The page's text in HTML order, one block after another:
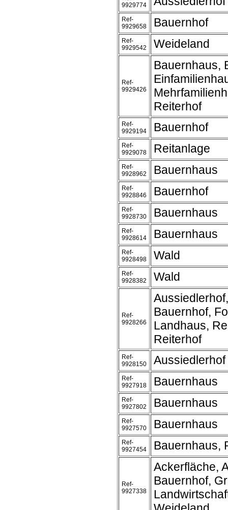
9929774
Ref-
9929658
Bauernhof
Ref-
9929542
Weideland
Ref-
9929426
Bauernhaus,
Reiterhof
Ref-
9929194
Bauernhof
Ref-
9929078
Reitanlage
Ref-
9928962
Bauernhaus
Ref-
9928846
Bauernhof
Ref-
9928730
Bauernhaus
Ref-
9928614
Bauernhaus
Ref-
9928498
Wald
Ref-
9928382
Wald
Ref-
9928266
Bauernhof,
Landhaus,
Reiterhof
Ref-
9928150
Aussiedlerhof
Ref-
9927918
Bauernhaus
Ref-
9927802
Bauernhaus
Ref-
9927570
Bauernhaus
Ref-
9927454
Bauernhaus,
Ref-
9927338
Ackerfläche,
Bauernhof,